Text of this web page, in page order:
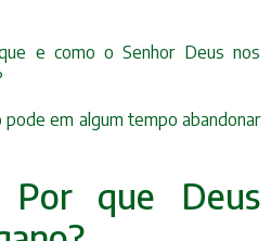
e como o Senhor Deus nos
pode em algum tempo abandonar
Por que Deus